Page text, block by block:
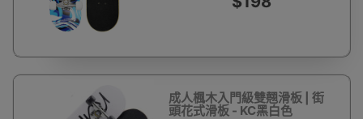
成人楓木入門級雙翹滑板 | 街
頭花式滑板 - KC黑白色